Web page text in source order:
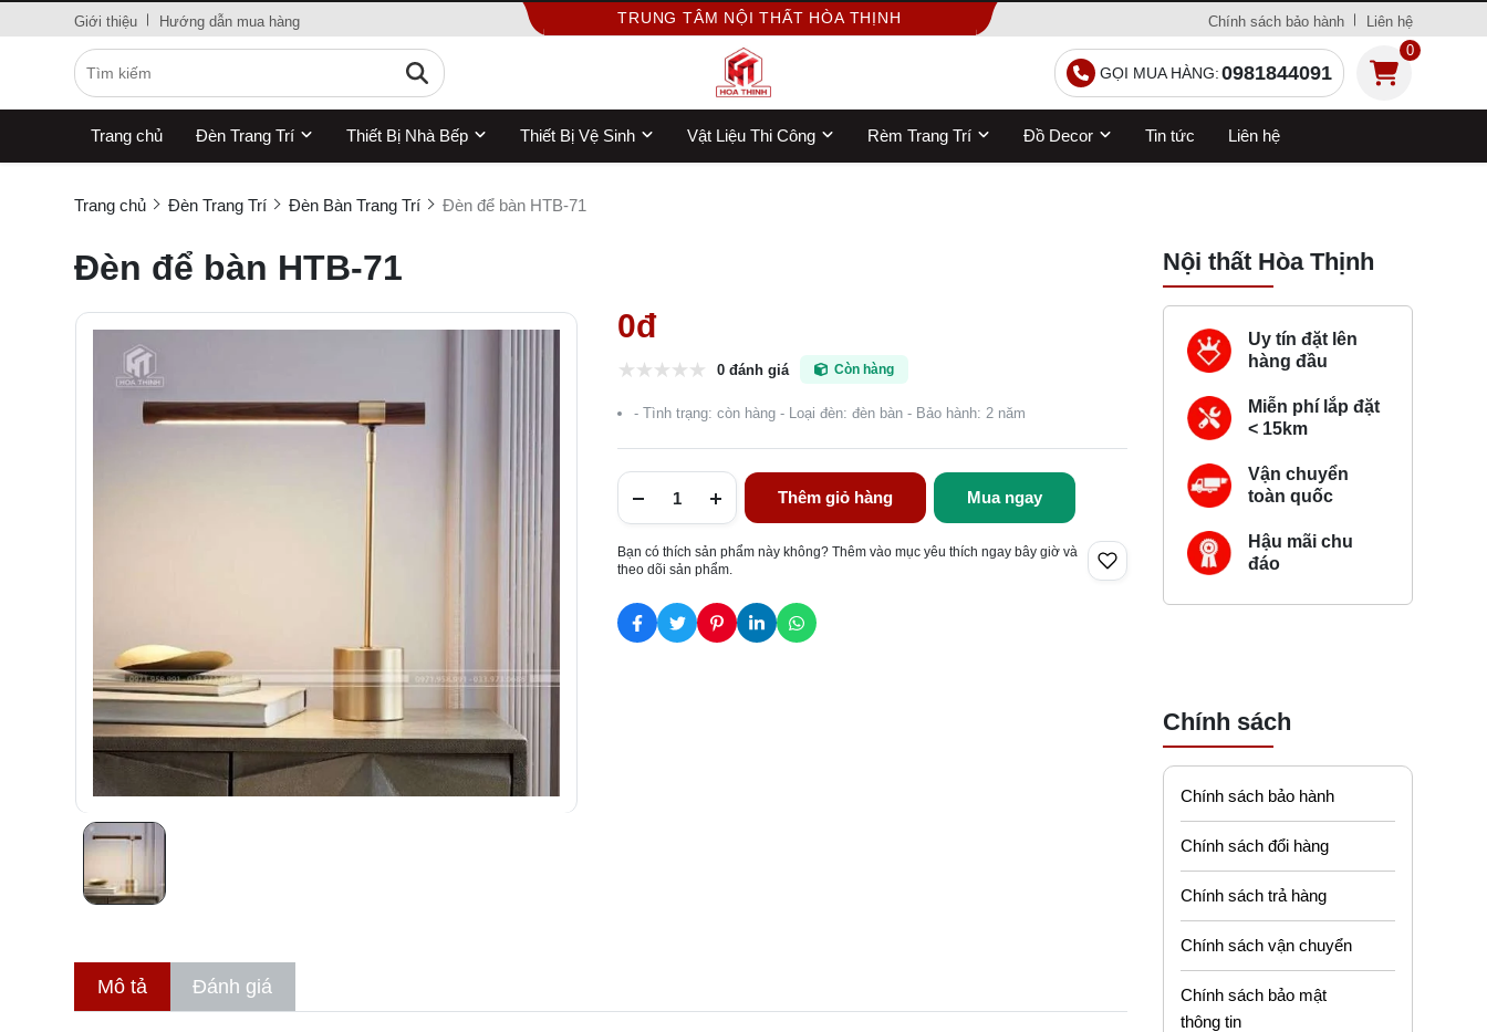
Giới thiệu Hướng dẫn mua hàng TRUNG TÂM NỘI THẤT HÒA THỊNH Chính sách bảo hành Liên hệ
GỌI MUA HÀNG:0981844091
0
Trang chủ Đèn Trang Trí Thiết Bị Nhà Bếp Thiết Bị Vệ Sinh Vật Liệu Thi Công Rèm Trang Trí Đồ Decor Tin tức Liên hệ
Trang chủ Đèn Trang Trí Đèn Bàn Trang Trí Đèn để bàn HTB-71
Đèn để bàn HTB-71
0đ
0 đánh giá Còn hàng
- Tình trạng: còn hàng - Loại đèn: đèn bàn - Bảo hành: 2 năm
Thêm giỏ hàng Mua ngay
Bạn có thích sản phẩm này không? Thêm vào mục yêu thích ngay bây giờ và
theo dõi sản phẩm.
Mô tả Đánh giá
Nội thất Hòa Thịnh
Uy tín đặt lên
hàng đầu
Miễn phí lắp đặt
< 15km
Vận chuyển
toàn quốc
Hậu mãi chu
đáo
Chính sách
Chính sách bảo hành
Chính sách đổi hàng
Chính sách trả hàng
Chính sách vận chuyển
Chính sách bảo mật
thông tin